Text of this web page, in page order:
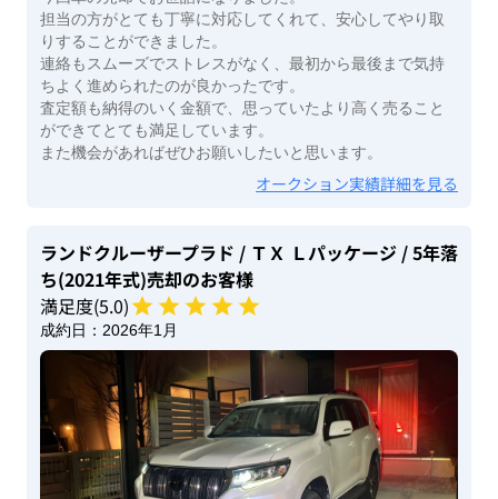
担当の方がとても丁寧に対応してくれて、安心してやり取
りすることができました。
連絡もスムーズでストレスがなく、最初から最後まで気持
ちよく進められたのが良かったです。
査定額も納得のいく金額で、思っていたより高く売ること
ができてとても満足しています。
また機会があればぜひお願いしたいと思います。
オークション実績詳細を見る
ランドクルーザープラド / ＴＸ Ｌパッケージ / 5年落
ち(2021年式)売却のお客様
満足度(5.0)
成約日： 2026年1月